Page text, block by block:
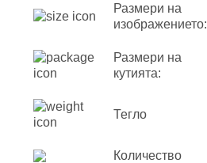
Размери на
изображението:
Размери на
кутията:
Тегло
Количество